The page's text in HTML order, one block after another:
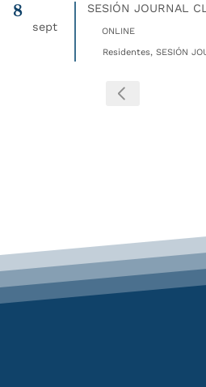
8
sept
SESIÓN JOURNAL
ONLINE
Residentes, SESIÓN